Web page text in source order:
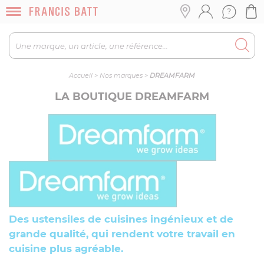
Accueil > Nos marques > DREAMFARM
LA BOUTIQUE DREAMFARM
Des ustensiles de cuisines ingénieux et de
grande qualité, qui rendent votre travail en
cuisine plus agréable.